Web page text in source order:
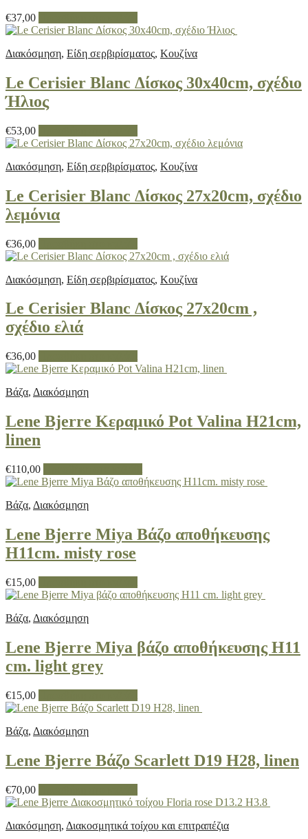
€37,00
Διακόσμηση, Είδη σερβιρίσματος, Κουζίνα
Le Cerisier Blanc Δίσκος 30x40cm, σχέδιο
Ήλιος
€53,00
Διακόσμηση, Είδη σερβιρίσματος, Κουζίνα
Le Cerisier Blanc Δίσκος 27x20cm, σχέδιο
λεμόνια
€36,00
Διακόσμηση, Είδη σερβιρίσματος, Κουζίνα
Le Cerisier Blanc Δίσκος 27x20cm ,
σχέδιο ελιά
€36,00
Βάζα, Διακόσμηση
Lene Bjerre Κεραμικό Pot Valina H21cm,
linen
€110,00
Βάζα, Διακόσμηση
Lene Bjerre Miya Βάζο αποθήκευσης
H11cm. misty rose
€15,00
Βάζα, Διακόσμηση
Lene Bjerre Miya βάζο αποθήκευσης H11
cm. light grey
€15,00
Βάζα, Διακόσμηση
Lene Bjerre Βάζο Scarlett D19 H28, linen
€70,00
Διακόσμηση, Διακοσμητικά τοίχου και επιτραπέζια